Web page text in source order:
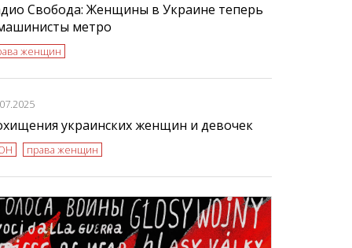
Свобода: Женщины в Украине теперь
метро
женщин
украинских женщин и девочек
права женщин